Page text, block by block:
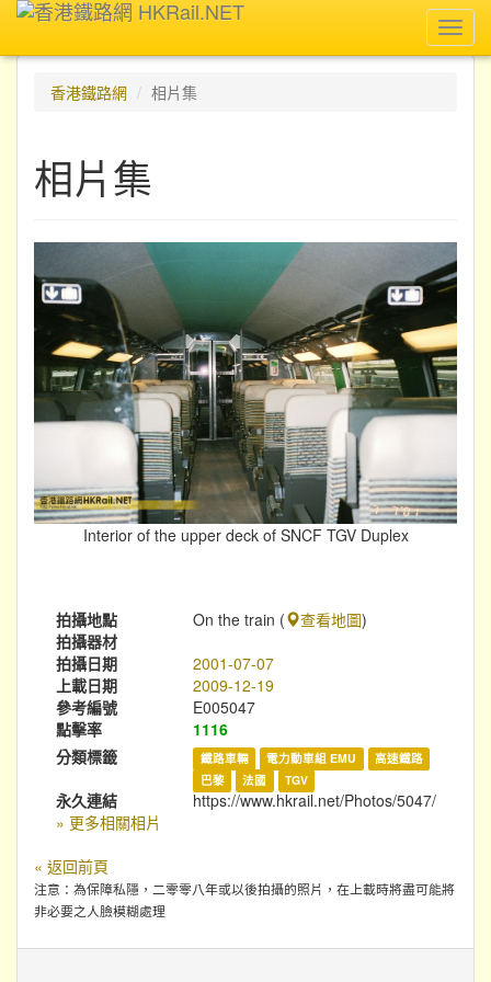
香港鐵路網
相片集
相片集
Interior of the upper deck of SNCF TGV Duplex
拍攝地點 On the train ( 查看地圖)
拍攝器材
拍攝日期
2001-07-07
上載日期
2009-12-19
參考編號
E005047
點擊率
1116
分類標籤
鐵路車輛 電力動車組 EMU
高速鐵路
巴黎
法國 TGV
永久連結
https://www.hkrail.net/Photos/5047/
» 更多相關相片
« 返回前頁
注意：為保障私隱，二零零八年或以後拍攝的照片，在上載時將盡可能將
非必要之人臉模糊處理